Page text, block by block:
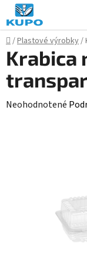
Prejsť
na
obsah
Domov
/Plastové výrobky/
Krabica
Priemerné
Neohodnotené